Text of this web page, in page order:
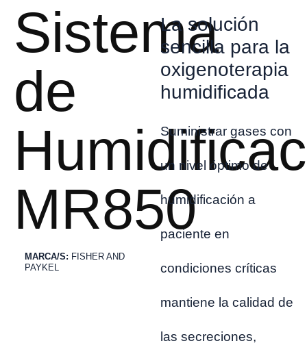
Sistema
de
MR850
MARCA/S: FISHER AND
PAYKEL
La solución
sencilla para la
oxigenoterapia
humidificada
Suministrar gases con
un nivel óptimo de
humidificación a
paciente en
condiciones críticas
mantiene la calidad de
las secreciones,